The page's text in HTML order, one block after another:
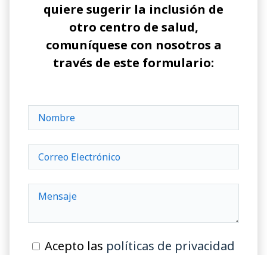
quiere sugerir la inclusión de
otro centro de salud,
comuníquese con nosotros a
través de este formulario:
Acepto las políticas de privacidad